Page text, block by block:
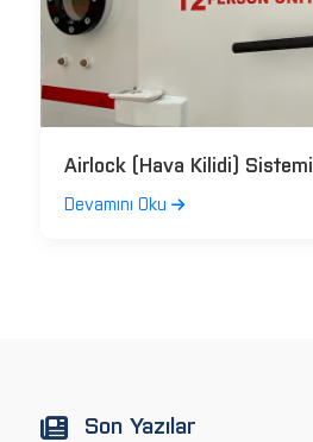
Airlock (Hava Kilidi) Sistemi
Devamını Oku
Son Yazılar